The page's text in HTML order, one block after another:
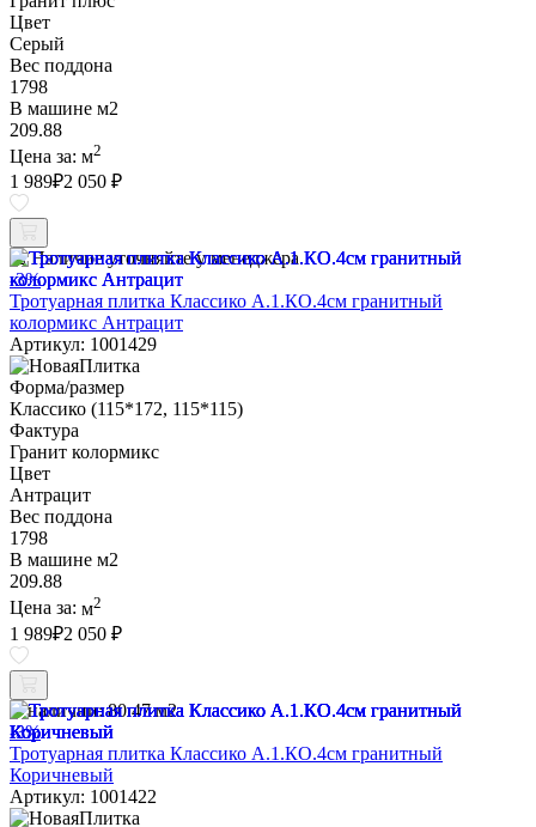
Цвет
Серый
Вес поддона
1798
В машине м2
209.88
Цена за: м2
1 989₽2 050 ₽
Наличие уточняйте у менеджера
-3%
Тротуарная плитка Классико А.1.КО.4см гранитный
колормикс Антрацит
Артикул: 1001429
Форма/размер
Классико (115*172, 115*115)
Фактура
Гранит колормикс
Цвет
Антрацит
Вес поддона
1798
В машине м2
209.88
Цена за: м2
1 989₽2 050 ₽
В наличии: 80.47 м2
-3%
Тротуарная плитка Классико А.1.КО.4см гранитный
Коричневый
Артикул: 1001422